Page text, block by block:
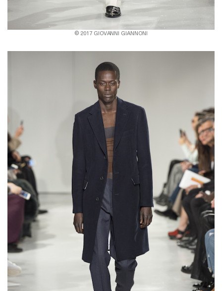
© 2017 GIOVANNI GIANNONI